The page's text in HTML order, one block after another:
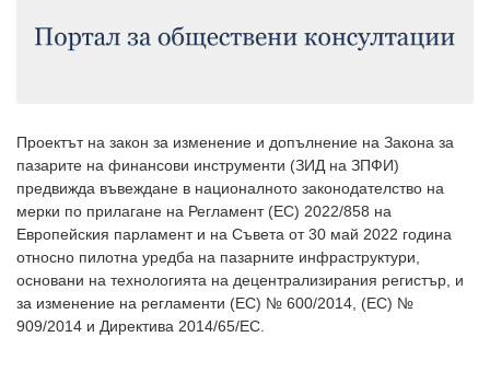
Проектът на закон за изменение и допълнение на Закона за
пазарите на финансови инструменти (ЗИД на ЗПФИ)
предвижда въвеждане в националното законодателство на
мерки по прилагане на Регламент (ЕС) 2022/858 на
Европейския парламент и на Съвета от 30 май 2022 година
относно пилотна уредба на пазарните инфраструктури,
основани на технологията на децентрализирания регистър, и
за изменение на регламенти (ЕС) № 600/2014, (ЕС) №
909/2014 и Директива 2014/65/ЕС.